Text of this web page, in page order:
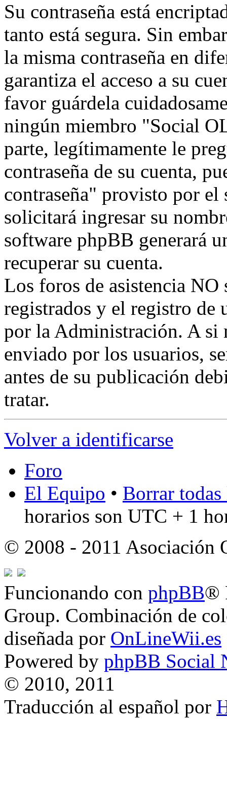
Su contraseña está
tanto está segura. Sin
la misma contraseña en
garantiza el acceso a su
favor guárdela
ningún miembro "Social
parte, legítimamente le
contraseña de su cuenta,
contraseña" provisto por
solicitará ingresar su
software phpBB generará
recuperar su cuenta.
Los foros de asistencia
registrados y el registro de
por la Administración. A si
enviado por los usuarios,
antes de su publicación
tratar.
Volver a identificarse
Foro
El Equipo • Borrar
horarios son UTC + 1
© 2008 - 2011 Asociación
Funcionando con phpBB®
Group. Combinación de
diseñada por OnLineWii.es
Powered by phpBB Social
© 2010, 2011
Traducción al español por